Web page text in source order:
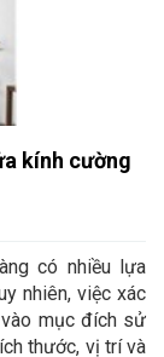
kính cường
có nhiều lựa
nhiên, việc xác
mục đích sử
thước, vị trí và